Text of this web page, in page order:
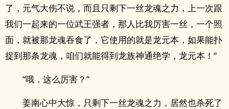
了，元气大伤不说，而且只剩下一丝龙魂之力，上一次跟
我们一起来的一位武王强者，那人比我厉害一丝，一个照
面，就被那龙魂吞食了，它使用的就是龙元本，如果能扑
捉到那条龙魂，咱们就能得到龙族神通绝学，龙元本！”
“哦，这么厉害？”
姜南心中大惊，只剩下一丝龙魂之力，居然也杀死了